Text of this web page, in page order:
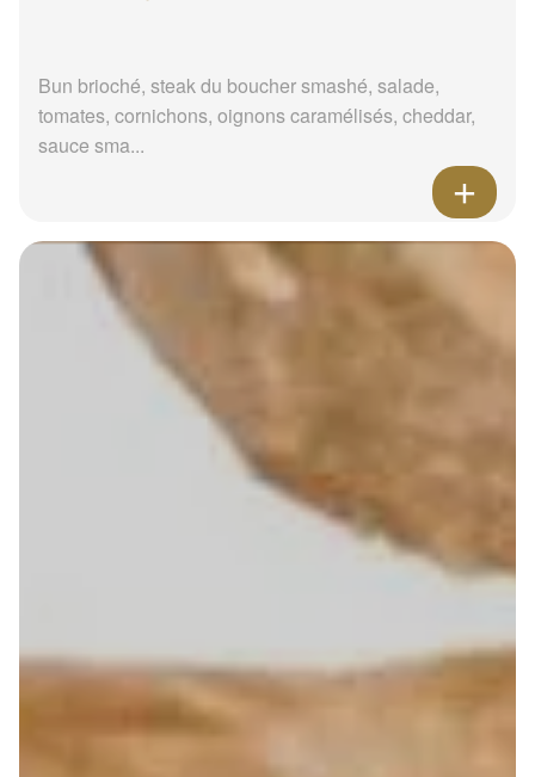
Bun brioché, steak du boucher smashé, salade,
tomates, cornichons, oignons caramélisés, cheddar,
sauce sma...